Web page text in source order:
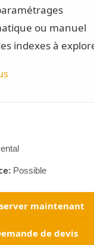
ou manuel
indexes à
Possible
maintenant
de devis